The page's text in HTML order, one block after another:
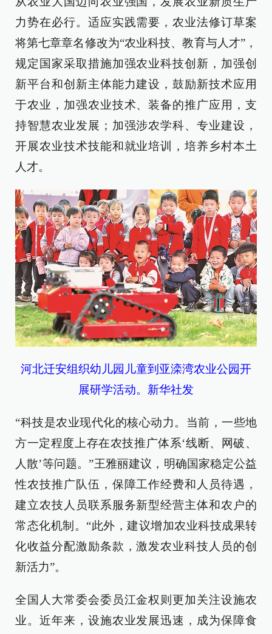
力势在必行。适应实践需要，农业法修订草案
将第七章章名修改为“农业科技、教育与人才”，
规定国家采取措施加强农业科技创新，加强创
新平台和创新主体能力建设，鼓励新技术应用
于农业，加强农业技术、装备的推广应用，支
持智慧农业发展；加强涉农学科、专业建设，
开展农业技术技能和就业培训，培养乡村本土
人才。
河北迁安组织幼儿园儿童到亚滦湾农业公园开
展研学活动。新华社发
“科技是农业现代化的核心动力。当前，一些地
方一定程度上存在农技推广体系‘线断、网破、
人散’等问题。”王雅丽建议，明确国家稳定公益
性农技推广队伍，保障工作经费和人员待遇，
建立农技人员联系服务新型经营主体和农户的
常态化机制。“此外，建议增加农业科技成果转
化收益分配激励条款，激发农业科技人员的创
新活力”。
全国人大常委会委员江金权则更加关注设施农
业。近年来，设施农业发展迅速，成为保障食